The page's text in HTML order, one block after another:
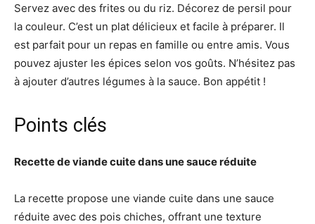
Servez avec des frites ou du riz. Décorez de persil pour
la couleur. C’est un plat délicieux et facile à préparer. Il
est parfait pour un repas en famille ou entre amis. Vous
pouvez ajuster les épices selon vos goûts. N’hésitez pas
à ajouter d’autres légumes à la sauce. Bon appétit !
Points clés
Recette de viande cuite dans une sauce réduite
La recette propose une viande cuite dans une sauce
réduite avec des pois chiches, offrant une texture